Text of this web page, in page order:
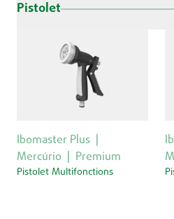
Pistolet
Ibomaster Plus
Mercúrio
Premium
Pistolet Multifonctions